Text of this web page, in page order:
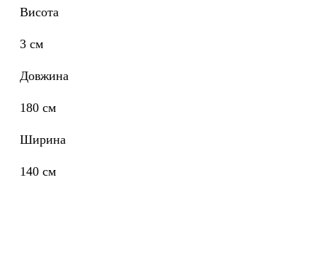
Висота
3 см
Довжина
180 см
Ширина
140 см